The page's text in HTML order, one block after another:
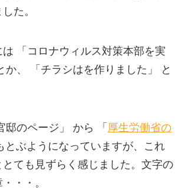
た。
は 「コロナウィルス対策本部を実
か、 「チラシはを作りました」 と
邸のページ」 から 「 厚生労働省の
とぶようになっていますが、これ
ても見ずらく感じました。文字の
・・。